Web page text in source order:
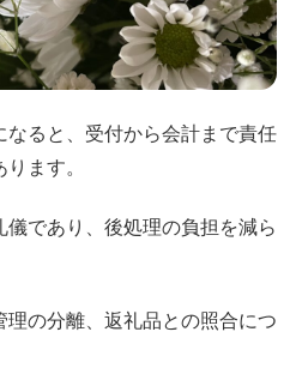
ると、受付から会計まで責任
ます。
であり、後処理の負担を減ら
理の分離、返礼品との照合につ